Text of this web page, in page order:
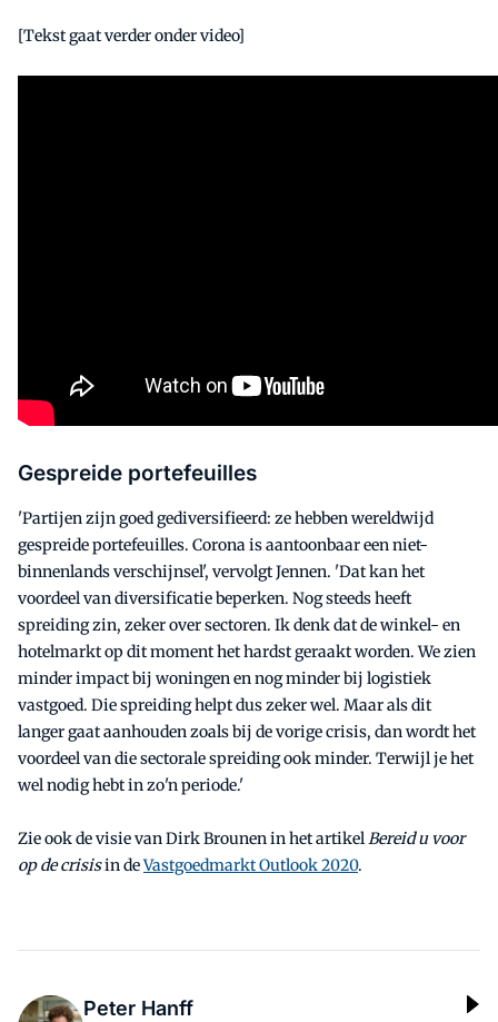
[Tekst gaat verder onder video]
Gespreide portefeuilles
'Partijen zijn goed gediversifieerd: ze hebben wereldwijd
gespreide portefeuilles. Corona is aantoonbaar een niet-
binnenlands verschijnsel', vervolgt Jennen. 'Dat kan het
voordeel van diversificatie beperken. Nog steeds heeft
spreiding zin, zeker over sectoren. Ik denk dat de winkel- en
hotelmarkt op dit moment het hardst geraakt worden. We zien
minder impact bij woningen en nog minder bij logistiek
vastgoed. Die spreiding helpt dus zeker wel. Maar als dit
langer gaat aanhouden zoals bij de vorige crisis, dan wordt het
voordeel van die sectorale spreiding ook minder. Terwijl je het
wel nodig hebt in zo'n periode.'
Zie ook de visie van Dirk Brounen in het artikelBereid u voor
op de crisisin deVastgoedmarkt Outlook 2020.
Peter Hanff